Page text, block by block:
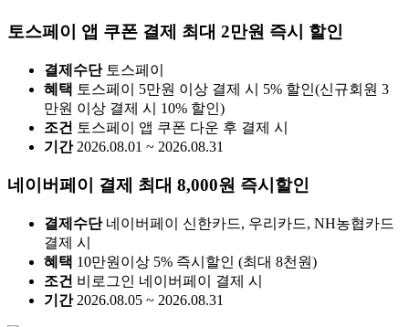
토스페이 앱 쿠폰 결제 최대 2만원 즉시 할인
결제수단 토스페이
혜택 토스페이 5만원 이상 결제 시 5% 할인(신규회원 3
만원 이상 결제 시 10% 할인)
조건 토스페이 앱 쿠폰 다운 후 결제 시
기간 2026.08.01 ~ 2026.08.31
네이버페이 결제 최대 8,000원 즉시할인
결제수단 네이버페이 신한카드, 우리카드, NH농협카드
결제 시
혜택 10만원이상 5% 즉시할인 (최대 8천원)
조건 비로그인 네이버페이 결제 시
기간 2026.08.05 ~ 2026.08.31